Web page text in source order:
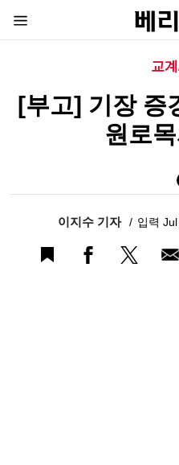
교
[부고] 기장 증
원로목
이지수 기자 입력